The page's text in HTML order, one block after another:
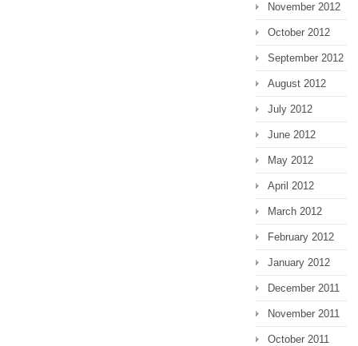
November 2012
October 2012
September 2012
August 2012
July 2012
June 2012
May 2012
April 2012
March 2012
February 2012
January 2012
December 2011
November 2011
October 2011